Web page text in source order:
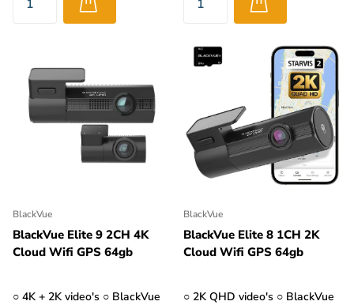
BlackVue
BlackVue Elite 9 2CH 4K
Cloud Wifi GPS 64gb
○ 4K + 2K video's ○ BlackVue
BlackVue
BlackVue Elite 8 1CH 2K
Cloud Wifi GPS 64gb
○ 2K QHD video's ○ BlackVue